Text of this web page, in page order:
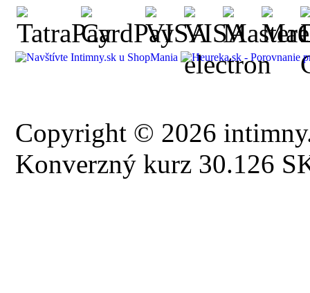
Copyright © 2026
Konverzný kurz 30.126